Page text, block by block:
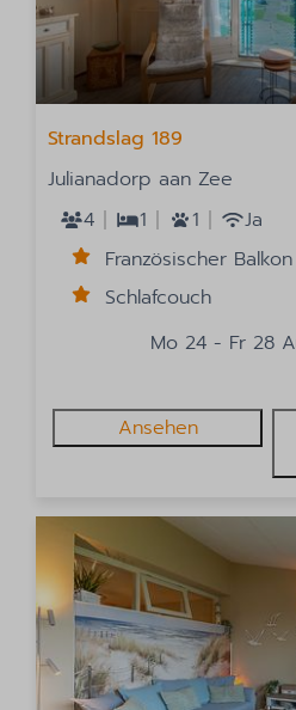
Strandslag 189
Julianadorp aan Zee
4
1 1
Ja
Französischer Balkon
Schlafcouch
Mo 24 - Fr 28
Ansehen